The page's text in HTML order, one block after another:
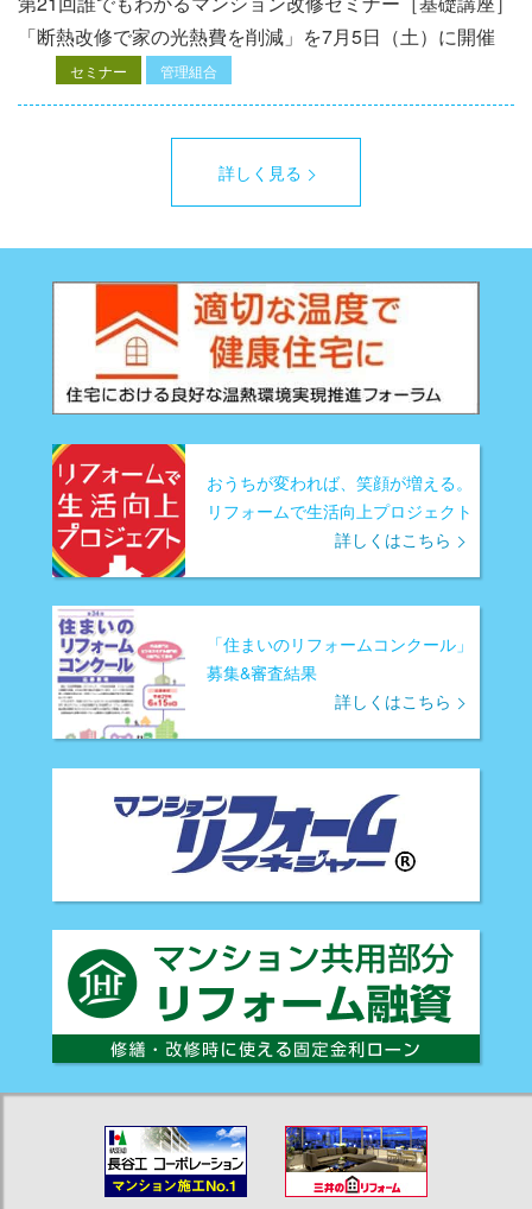
「断熱改修で家の光熱費を削減」を7月5日（土）に開催
セミナー 管理組合
詳しく見る
おうちが変われば、笑顔が増える。
リフォームで生活向上プロジェクト
詳しくはこちら
「住まいのリフォームコンクール」
募集&審査結果
詳しくはこちら